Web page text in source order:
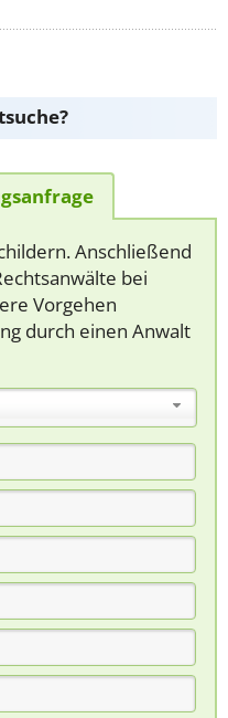
Anschließend
bei
Vorgehen
durch einen Anwalt